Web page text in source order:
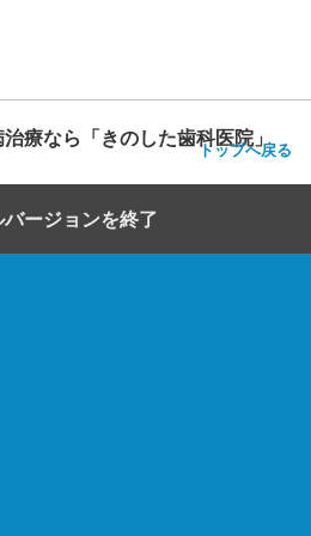
療なら「きのした歯科医院」
トップへ戻る
ージョンを終了